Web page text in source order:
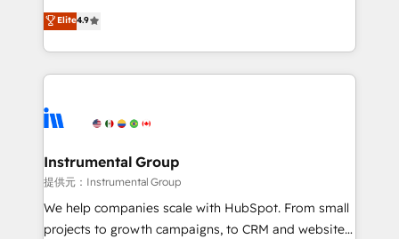
and service to drive sustainable growth With 6 key
HubSpot accreditations and experience across
teams has worked with clients just like you Let’s
explore whether S2 is the partner you’ve been
operational efficiency of HubSpot. The fastest-
growing tech-enabler & facilitator, MakeWebBetter,
hands you the blend of HubSpot expertise &
eminent solutions & integrations. Trust us to
Elite Partners with 10+ years of HubSpot experience
Premier Partner 2023 🌟5 HubSpot Accreditations 🌟
Won HubSpot Theme Challenge 2021 🌟INBOUND’19
HubSpot Rising Star Why us? Harnessing the full
potential of the powerful HubSpot CRM. ✔️A team of
Elite4.9
Instrumental Group
提供元：Instrumental Group
We help companies scale with HubSpot. From small
projects to growth campaigns, to CRM and websites.